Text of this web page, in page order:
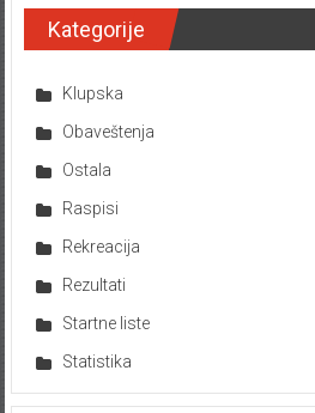
Kategorije
Klupska
Obaveštenja
Ostala
Raspisi
Rekreacija
Rezultati
Startne liste
Statistika